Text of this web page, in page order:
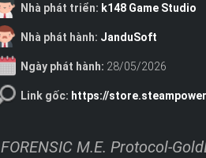
Nhà phát triển: k148 Game Studio
Nhà phát hành: JanduSoft
Ngày phát hành: 28/05/2026
Link gốc: https://
FORENSIC M.E. Protocol-